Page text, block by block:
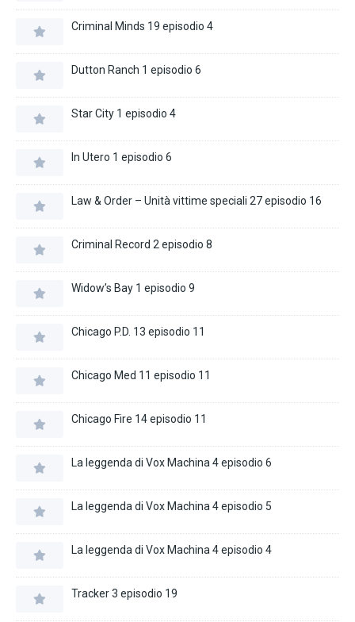
Criminal Minds 19 episodio 4
Dutton Ranch 1 episodio 6
Star City 1 episodio 4
In Utero 1 episodio 6
Law & Order – Unità vittime speciali 27 episodio 16
Criminal Record 2 episodio 8
Widow’s Bay 1 episodio 9
Chicago P.D. 13 episodio 11
Chicago Med 11 episodio 11
Chicago Fire 14 episodio 11
La leggenda di Vox Machina 4 episodio 6
La leggenda di Vox Machina 4 episodio 5
La leggenda di Vox Machina 4 episodio 4
Tracker 3 episodio 19